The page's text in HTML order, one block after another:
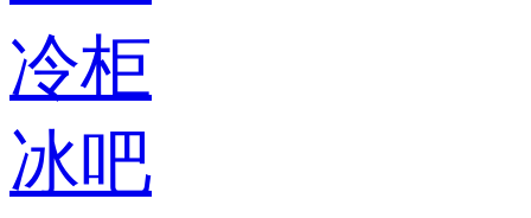
冷柜
冰吧